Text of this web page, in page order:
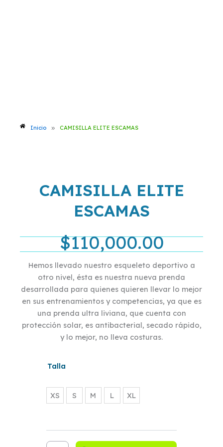
Inicio » CAMISILLA ELITE ESCAMAS
CAMISILLA ELITE
ESCAMAS
$110,000.00
Hemos llevado nuestro esqueleto deportivo a
otro nivel, ésta es nuestra nueva prenda
desarrollada para quienes quieren llevar lo mejor
en sus entrenamientos y competencias, ya que es
una prenda ultra liviana, que cuenta con
protección solar, es antibacterial, secado rápido,
y lo mejor, no lleva costuras.
Talla
XS
M
XS S M L XL
ELITE
cantidad